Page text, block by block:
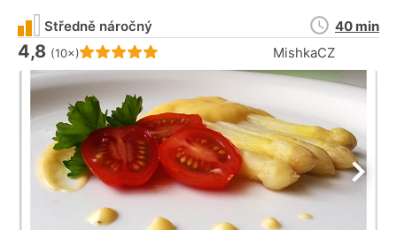
Hodnocení receptu je
4,8 (10×) MishkaCZ
Středně náročný
Doba
přípravy
40 min